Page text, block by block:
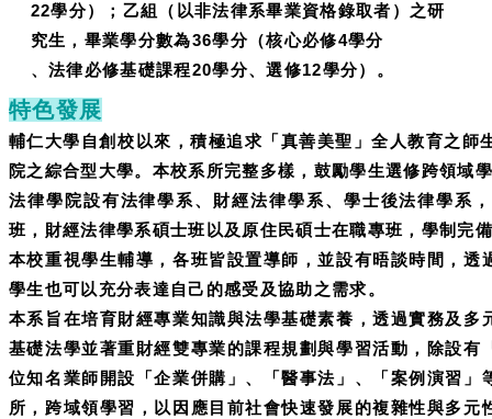
22學分）；乙組（以非法律系畢業資格錄取者）之研
究生，畢業學分數為36學分（核心必修4學分
、法律必修基礎課程20學分、選修12學分）。
特色發展
輔仁大學自創校以來，積極追求「真善美聖」全人教育之
院之綜合型大學。本校系所完整多樣，鼓勵學生選修跨領域
法律學院設有法律學系、財經法律學系、學士後法律學系
班，財經法律學系碩士班以及原住民碩士在職專班，學制完
本校重視學生輔導，各班皆設置導師，並設有晤談時間，
學生也可以充分表達自己的感受及協助之需求。
本系旨在培育財經專業知識與法學基礎素養，透過實務及
基礎法學並著重財經雙專業的課程規劃與學習活動，除設
位知名業師開設「企業併購」、「醫事法」、「案例演習
所，跨域領學習，以因應目前社會快速發展的複雜性與多